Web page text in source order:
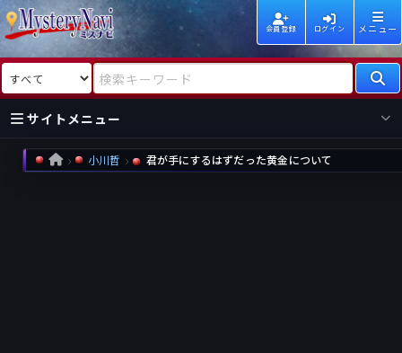
会員登録 ログイン メニュー
検索対象 検索キーワード
サイトメニュー
国内
海外
新着
HOME 小川哲 君が手にするはずだった黄金について